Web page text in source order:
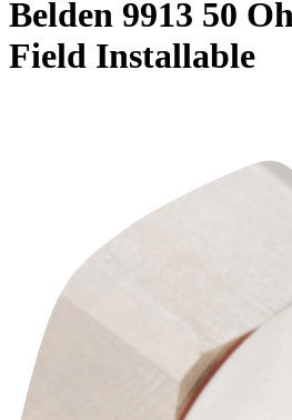
Belden 9913 50
Field Installable